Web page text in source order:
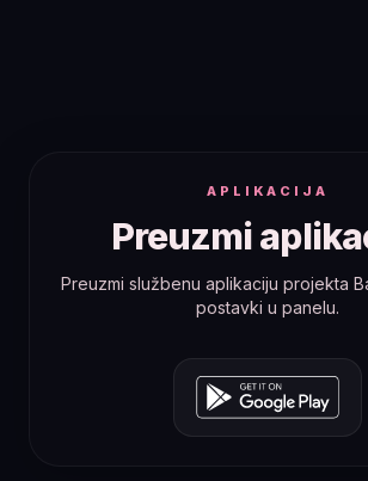
APLIKACIJA
Preuzmi
Preuzmi službenu aplikaciju projekta
postavki u panelu.